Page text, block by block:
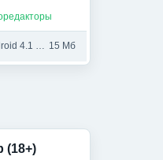
Android 4.1 и выше 15 Мб
(18+)